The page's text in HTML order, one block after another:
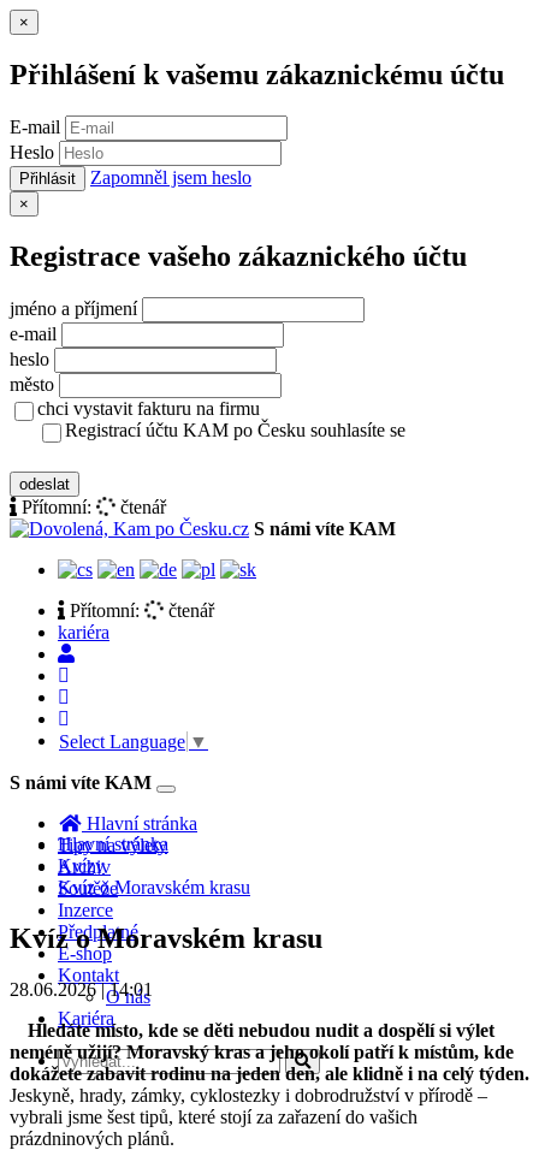
×
Přihlášení k vašemu zákaznickému účtu
E-mail
Heslo
Přihlásit Zapomněl jsem heslo
×
Registrace vašeho zákaznického účtu
jméno a příjmení
e-mail
heslo
město
chci vystavit fakturu na firmu
Registrací účtu KAM po Česku souhlasíte se
odeslat
Přítomní:
čtenář
S námi víte KAM
Přítomní:
čtenář
kariéra
Select Language ▼
S námi víte KAM
Toggle
navigation
Hlavní stránka
Tipy na výlety
Archiv
Soutěže
Inzerce
Předplatné
E-shop
Kontakt
O nás
Kariéra
Hlavní stránka
Kvízy
Kvíz o Moravském krasu
Kvíz o Moravském krasu
28.06.2026 | 14:01
Hledáte místo, kde se děti nebudou nudit a dospělí si výlet
neméně užijí? Moravský kras a jeho okolí patří k místům, kde
dokážete zabavit rodinu na jeden den, ale klidně i na celý týden.
Jeskyně, hrady, zámky, cyklostezky i dobrodružství v přírodě –
vybrali jsme šest tipů, které stojí za zařazení do vašich
prázdninových plánů.